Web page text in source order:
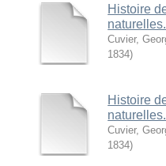
Histoire
Cuvier,
1834)
Histoire
Cuvier,
1834)